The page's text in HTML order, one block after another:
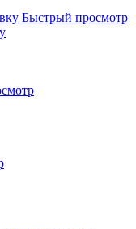
Быстрый просмотр